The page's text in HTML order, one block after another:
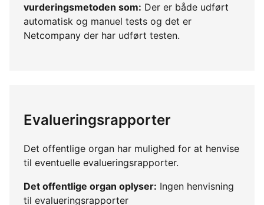
vurderingsmetoden som: Der er både udført
automatisk og manuel tests og det er
Netcompany der har udført testen.
Evalueringsrapporter
Det offentlige organ har mulighed for at henvise
til eventuelle evalueringsrapporter.
Det offentlige organ oplyser: Ingen henvisning
til evalueringsrapporter